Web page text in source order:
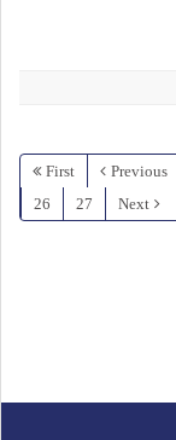
First Previous
26
27 Next